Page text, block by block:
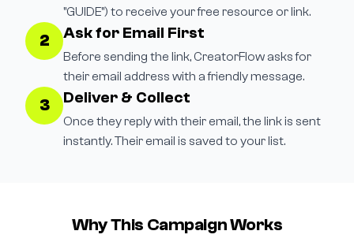
"GUIDE") to receive your free resource or link.
2 Ask for Email First
Before sending the link, CreatorFlow asks for
their email address with a friendly message.
3 Deliver & Collect
Once they reply with their email, the link is sent
instantly. Their email is saved to your list.
Why This Campaign Works